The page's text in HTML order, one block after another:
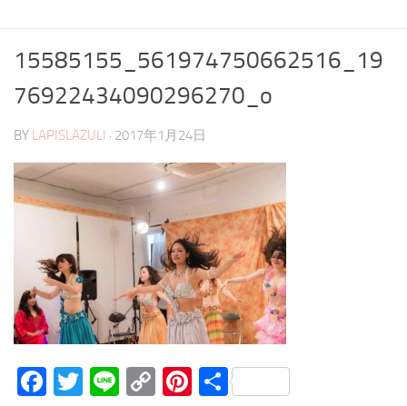
15585155_561974750662516_19
76922434090296270_o
BY LAPISLAZULI · 2017年1月24日
Facebook
Twitter
LineCopyPinterest
共